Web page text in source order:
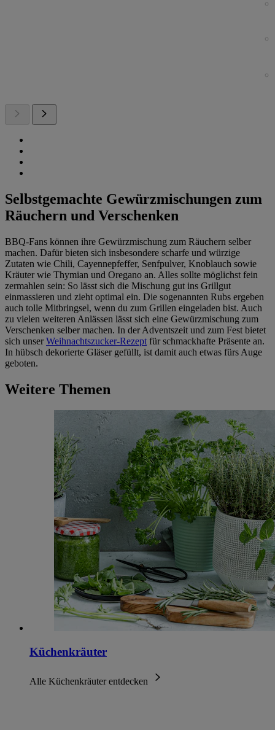
Selbstgemachte Gewürzmischungen zum
Räuchern und Verschenken
BBQ-Fans können ihre Gewürzmischung zum Räuchern selber
machen. Dafür bieten sich insbesondere scharfe und würzige
Zutaten wie Chili, Cayennepfeffer, Senfpulver, Knoblauch sowie
Kräuter wie Thymian und Oregano an. Alles sollte möglichst fein
zermahlen sein: So lässt sich die Mischung gut ins Grillgut
einmassieren und zieht optimal ein. Die sogenannten Rubs ergeben
auch tolle Mitbringsel, wenn du zum Grillen eingeladen bist. Auch
zu vielen weiteren Anlässen lässt sich eine Gewürzmischung zum
Verschenken selber machen. In der Adventszeit und zum Fest bietet
sich unserWeihnachtszucker-Rezept für schmackhafte Präsente an.
In hübsch dekorierte Gläser gefüllt, ist damit auch etwas fürs Auge
geboten.
Weitere Themen
Küchenkräuter
Alle Küchenkräuter entdecken